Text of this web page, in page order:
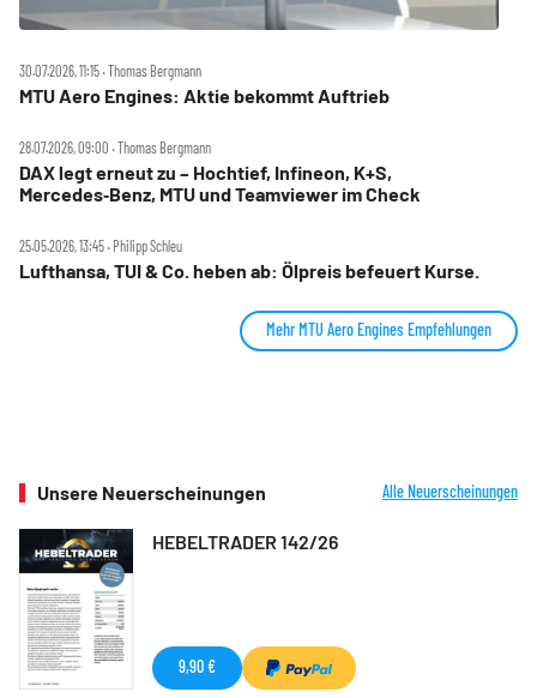
30.07.2026, 11:15 ‧ Thomas Bergmann
MTU Aero Engines: Aktie bekommt Auftrieb
28.07.2026, 09:00 ‧ Thomas Bergmann
DAX legt erneut zu – Hochtief, Infineon, K+S,
Mercedes‑Benz, MTU und Teamviewer im Check
25.05.2026, 13:45 ‧ Philipp Schleu
Lufthansa, TUI & Co. heben ab: Ölpreis befeuert Kurse.
Mehr MTU Aero Engines Empfehlungen
Unsere Neuerscheinungen Alle Neuerscheinungen
HEBELTRADER 142/26
9,90 €